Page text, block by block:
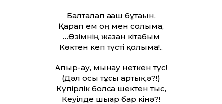
Балталап ағаш бұтағын,
Қарап ем оң мен солыма,
…Өзімнің жазған кітабым
Көктен кеп түсті қолыма!..
Апыр-ау, мынау неткен түс!
(Дәл осы тұсы артық,ә?!)
Күпірлік болса шектен тыс,
Кеуілде шығар бар кінә?!